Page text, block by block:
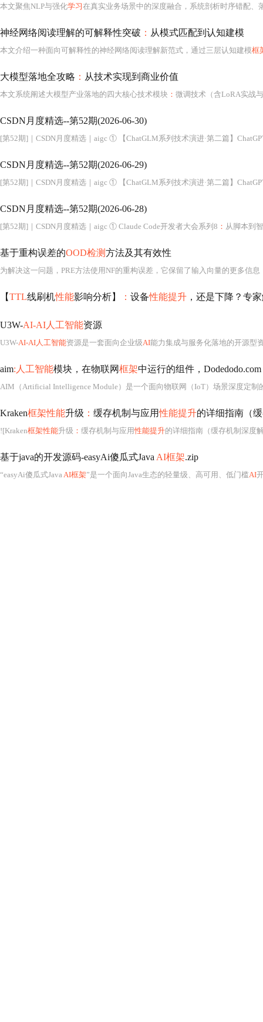
本文聚焦NLP与强化学习在真实业务场景中的深度融合，系统剖析时序错配、落地折损率、
神经网络阅读理解的可解释性突破 ： 从模式匹配到认知建模
本文介绍一种面向可解释性的神经网络阅读理解新范式，通过三层认知建模框
大模型落地全攻略 ： 从技术实现到商业价值
本文系统阐述大模型产业落地的四大核心技术模块 ： 微调技术（含LoRA实战与评估）、提示词工程（设计方法论与企业模板）、多模态融合（
CSDN月度精选--第52期(2026-06-30)
[第52期]｜CSDN月度精选｜aigc ① 【ChatGLM系列技术演进·第二篇】
CSDN月度精选--第52期(2026-06-29)
[第52期]｜CSDN月度精选｜aigc ① 【ChatGLM系列技术演进·第二篇】
CSDN月度精选--第52期(2026-06-28)
[第52期]｜CSDN月度精选｜aigc ① Claude Code开发者大会系列8 ： 从脚本到
基于重构误差的OOD检测方法及其有效性
为解决这一问题，PRE方法使用NF的重构误差，它保留了输入向量的更多信息
【TTL线刷机性能影响分析】 ： 设备性能提升 ，还是下降？专
U3W-AI-AI人工智能资源
U3W-AI-AI人工智能资源是一套面向企业级AI能力集成与服务化落地的开源型资源管理
aim:人工智能模块，在物联网框架中运行的组件，Dodedodo.com
AIM（Artificial Intelligence Module）是一个面向物联网（IoT）场景深度定制
Kraken框架性能升级 ： 缓存机制与应用性能提升的详细指南（
![Kraken框架性能升级 ： 缓存机制与应用性能提升的详细指南（缓存机制深度
基于java的开发源码-easyAi傻瓜式Java AI框架.zip
“easyAi傻瓜式JavaAI框架”是一个面向Java生态的轻量级、高可用、低门槛AI